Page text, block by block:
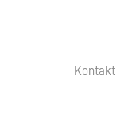
Kontakt